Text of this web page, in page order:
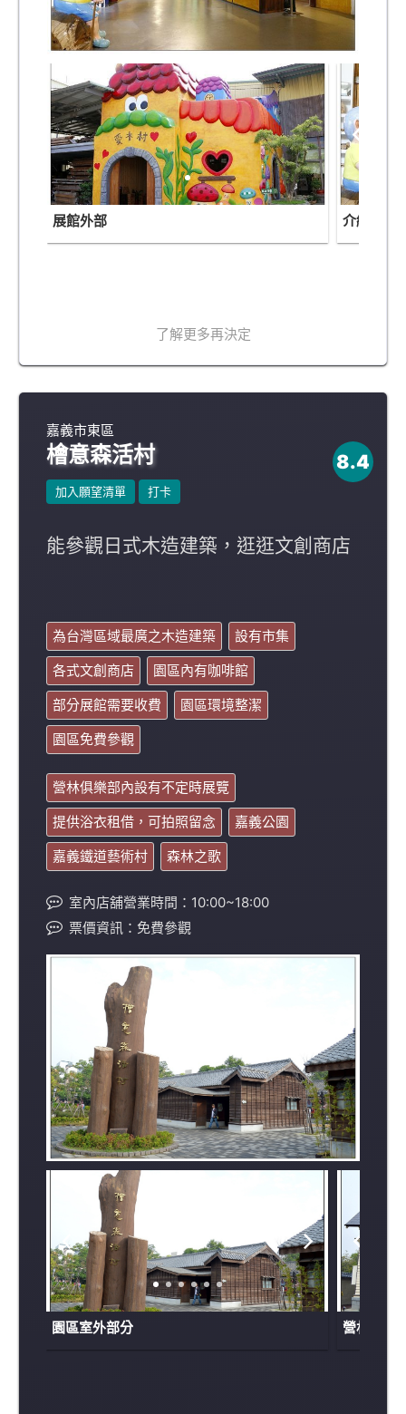
展館外部 介紹區
了解更多再決定
嘉義市東區
檜意森活村 8.4
加入願望清單 打卡
能參觀日式木造建築，逛逛文創商店
為台灣區域最廣之木造建築
設有市集
各式文創商店
園區內有咖啡館
部分展館需要收費
園區環境整潔
園區免費參觀
營林俱樂部內設有不定時展覽
提供浴衣租借，可拍照留念
嘉義公園
嘉義鐵道藝術村
森林之歌
室內店舖營業時間：10:00~18:00
票價資訊：免費參觀
園區室外部分 營林俱樂